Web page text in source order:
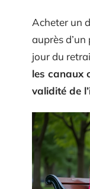
Acheter un
auprès
jour du
les canaux
validité de